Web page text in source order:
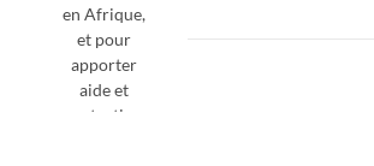
en Afrique,
et pour
apporter
aide et
protection